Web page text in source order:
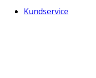
Kundservice